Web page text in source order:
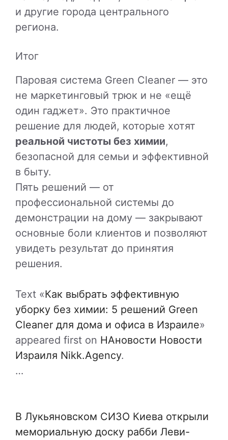
и другие города центрального
региона.
Итог
Паровая система Green Cleaner — это
не маркетинговый трюк и не «ещё
один гаджет». Это практичное
решение для людей, которые хотят
реальной чистоты без химии,
безопасной для семьи и эффективной
в быту.
Пять решений — от
профессиональной системы до
демонстрации на дому — закрывают
основные боли клиентов и позволяют
увидеть результат до принятия
решения.
Text «Как выбрать эффективную
уборку без химии: 5 решений Green
Cleaner для дома и офиса в Израиле»
appeared first on НАновости Новости
Израиля Nikk.Agency.
…
В Лукьяновском СИЗО Киева открыли
мемориальную доску рабби Леви-